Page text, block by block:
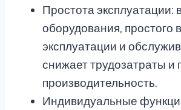
Простота эксплуатации:
оборудования, простого в
эксплуатации и
снижает трудозатраты и
производительность.
Индивидуальные